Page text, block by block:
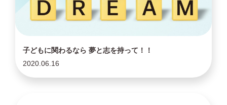
子どもに関わるなら 夢と志を持って！！
2020.06.16